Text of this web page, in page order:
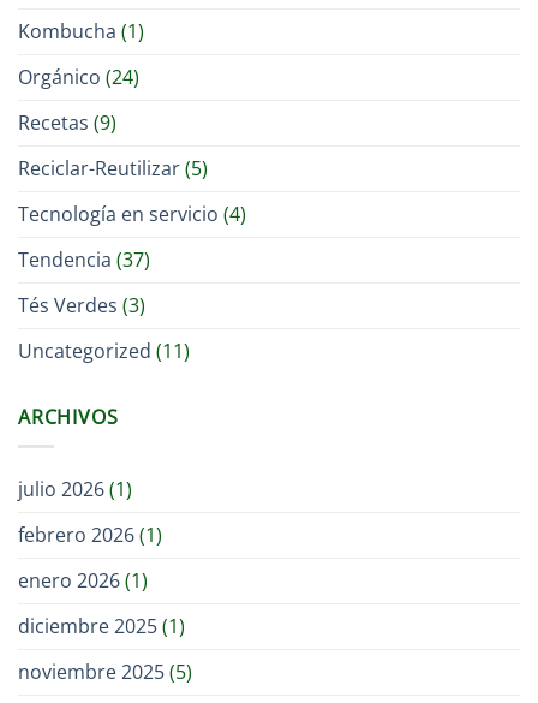
Kombucha (1)
Orgánico (24)
Recetas (9)
Reciclar-Reutilizar(5)
Tecnología en servicio (4)
Tendencia (37)
Tés Verdes (3)
Uncategorized (11)
ARCHIVOS
julio 2026(1)
febrero 2026(1)
enero 2026(1)
diciembre 2025(1)
noviembre 2025(5)